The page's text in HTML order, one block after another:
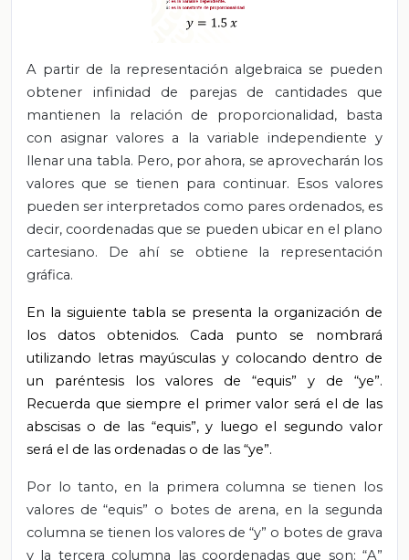
A partir de la representación algebraica se pueden
obtener infinidad de parejas de cantidades que
mantienen la relación de proporcionalidad, basta
con asignar valores a la variable independiente y
llenar una tabla. Pero, por ahora, se aprovecharán los
valores que se tienen para continuar. Esos valores
pueden ser interpretados como pares ordenados, es
decir, coordenadas que se pueden ubicar en el plano
cartesiano. De ahí se obtiene la representación
gráfica.
En la siguiente tabla se presenta la organización de
los datos obtenidos. Cada punto se nombrará
utilizando letras mayúsculas y colocando dentro de
un paréntesis los valores de “equis” y de “ye”.
Recuerda que siempre el primer valor será el de las
abscisas o de las “equis”, y luego el segundo valor
será el de las ordenadas o de las “ye”.
Por lo tanto, en la primera columna se tienen los
valores de “equis” o botes de arena, en la segunda
columna se tienen los valores de “y” o botes de grava
y la tercera columna las coordenadas que son: “A”